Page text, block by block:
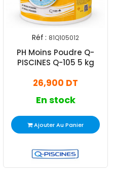
Réf : 81Q105012
PH Moins Poudre Q-
PISCINES Q-105 5 kg
26,900 DT
En stock
Ajouter Au Panier